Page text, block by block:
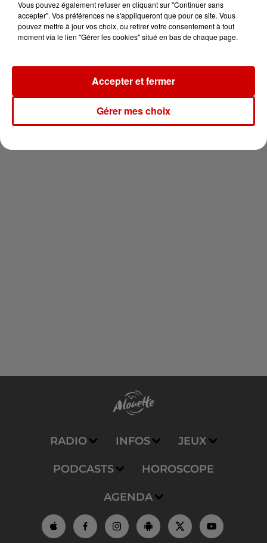
vous !
Newsletter
RADIO INFOS JEUX
PODCASTS HOROSCOPE
AGENDA
Vous pouvez également refuser en cliquant sur "Continuer sans
accepter". Vos préférences ne s'appliqueront que pour ce site. Vous
pouvez mettre à jour vos choix, ou retirer votre consentement à tout
moment via le lien "Gérer les cookies" situé en bas de chaque page.
Gérer mes choix
Accepter et fermer